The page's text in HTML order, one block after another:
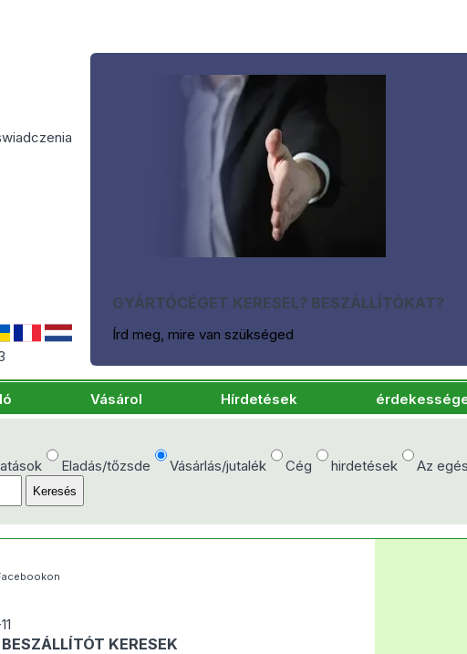
GYÁRTÓCÉGET KERESEL? BESZÁLLÍTÓKAT?
Írd meg, mire van szükséged
Vásárol Hírdetések
Eladás/tőzsde Vásárlás/jutalék Cég hirdetések Az
KERESEK